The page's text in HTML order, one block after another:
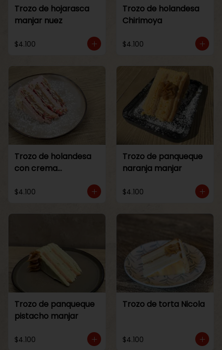
Trozo de hojarasca
manjar nuez
$4.100
Trozo de holandesa
Chirimoya
$4.100
Trozo de holandesa
con crema
$4.100
Trozo de panqueque
naranja manjar
$4.100
Trozo de panqueque
pistacho manjar
$4.100
Trozo de torta Nicola
$4.100